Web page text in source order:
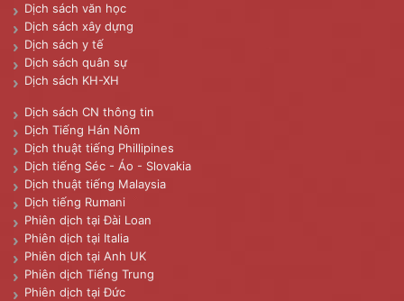
Dịch sách văn học
Dịch sách xây dựng
Dịch sách y tế
Dịch sách quân sự
Dịch sách KH-XH
Dịch sách CN thông tin
Dịch Tiếng Hán Nôm
Dịch thuật tiếng Phillipines
Dịch tiếng Séc - Áo - Slovakia
Dịch thuật tiếng Malaysia
Dịch tiếng Rumani
Phiên dịch tại Đài Loan
Phiên dịch tại Italia
Phiên dịch tại Anh UK
Phiên dịch Tiếng Trung
Phiên dịch tại Đức